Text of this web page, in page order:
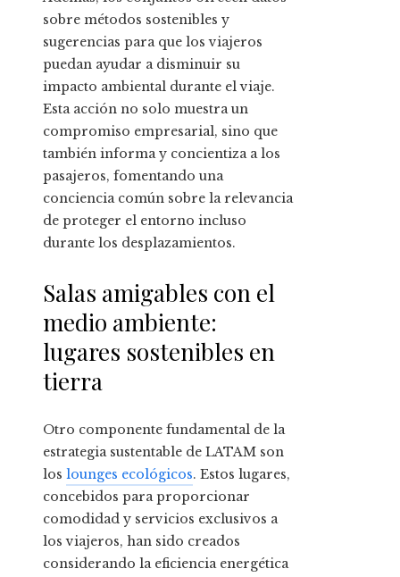
sobre métodos sostenibles y
sugerencias para que los viajeros
puedan ayudar a disminuir su
impacto ambiental durante el viaje.
Esta acción no solo muestra un
compromiso empresarial, sino que
también informa y concientiza a los
pasajeros, fomentando una
conciencia común sobre la relevancia
de proteger el entorno incluso
durante los desplazamientos.
Salas amigables con el
medio ambiente:
lugares sostenibles en
tierra
Otro componente fundamental de la
estrategia sustentable de LATAM son
los lounges ecológicos. Estos lugares,
concebidos para proporcionar
comodidad y servicios exclusivos a
los viajeros, han sido creados
considerando la eficiencia energética